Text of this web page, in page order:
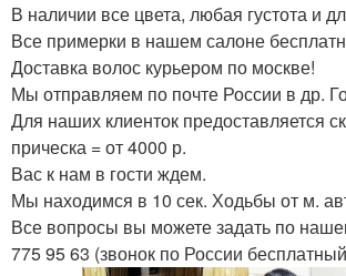
В наличии все цвета, любая густота и
Все примерки в нашем салоне
Доставка волос курьером по москве!
Мы отправляем по почте России в др.
Для наших клиенток предоставляется
прическа = от 4000 р.
Вас к нам в гости ждем.
Мы находимся в 10 сек. Ходьбы от м.
Все вопросы вы можете задать по
775 95 63 (звонок по России